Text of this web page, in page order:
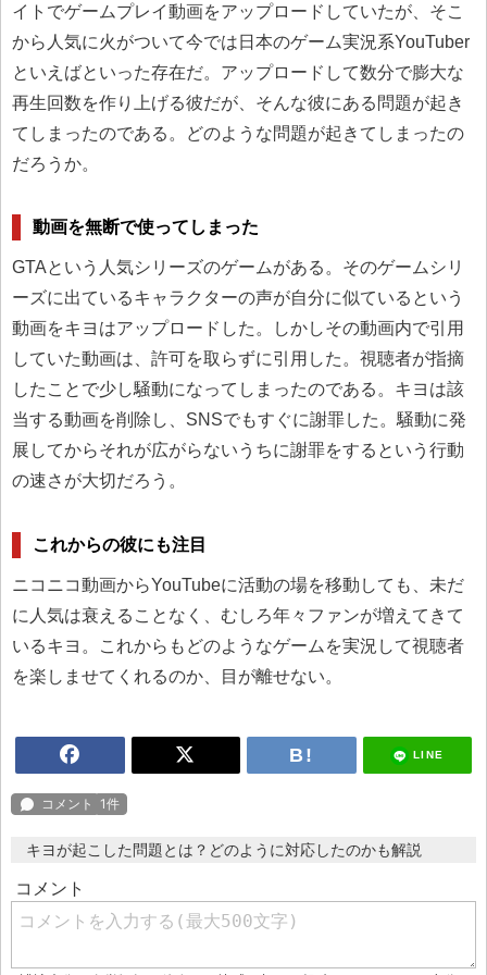
イトでゲームプレイ動画をアップロードしていたが、そこ
から人気に火がついて今では日本のゲーム実況系YouTuber
といえばといった存在だ。アップロードして数分で膨大な
再生回数を作り上げる彼だが、そんな彼にある問題が起き
てしまったのである。どのような問題が起きてしまったの
だろうか。
動画を無断で使ってしまった
GTAという人気シリーズのゲームがある。そのゲームシリ
ーズに出ているキャラクターの声が自分に似ているという
動画をキヨはアップロードした。しかしその動画内で引用
していた動画は、許可を取らずに引用した。視聴者が指摘
したことで少し騒動になってしまったのである。キヨは該
当する動画を削除し、SNSでもすぐに謝罪した。騒動に発
展してからそれが広がらないうちに謝罪をするという行動
の速さが大切だろう。
これからの彼にも注目
ニコニコ動画からYouTubeに活動の場を移動しても、未だ
に人気は衰えることなく、むしろ年々ファンが増えてきて
いるキヨ。これからもどのようなゲームを実況して視聴者
を楽しませてくれるのか、目が離せない。
LINE
キヨが起こした問題とは？どのように対応したのかも解説